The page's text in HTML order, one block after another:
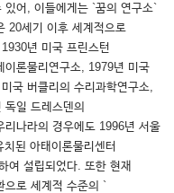
어, 이들에게는 `꿈의 연구소`
20세기 이후 세계적으로
년 미국 프린스턴
이론물리연구소, 1979년 미국
국 버클리의 수리과학연구소,
일 드레스덴의
리나라의 경우에도 1996년 서울
된 아태이론물리센터
여 설립되었다. 또한 현재
으로 세계적 수준의 `